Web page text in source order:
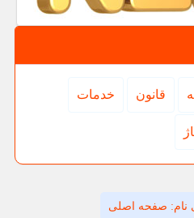
قانون خدمات
نام: صفحه اصلی